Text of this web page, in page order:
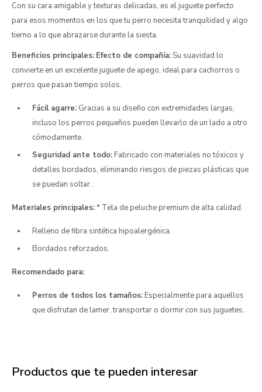
Con su cara amigable y texturas delicadas, es el juguete perfecto
para esos momentos en los que tu perro necesita tranquilidad y algo
tierno a lo que abrazarse durante la siesta.
Beneficios principales: Efecto de compañía:Su suavidad lo
convierte en un excelente juguete de apego, ideal para cachorros o
perros que pasan tiempo solos.
Fácil agarre: Gracias a su diseño con extremidades largas,
incluso los perros pequeños pueden llevarlo de un lado a otro
cómodamente.
Seguridad ante todo: Fabricado con materiales no tóxicos y
detalles bordados, eliminando riesgos de piezas plásticas que
se puedan soltar.
Materiales principales:* Tela de peluche premium de alta calidad.
Relleno de fibra sintética hipoalergénica.
Bordados reforzados.
Recomendado para:
Perros de todos los tamaños: Especialmente para aquellos
que disfrutan de lamer, transportar o dormir con sus juguetes.
Productos que te pueden interesar